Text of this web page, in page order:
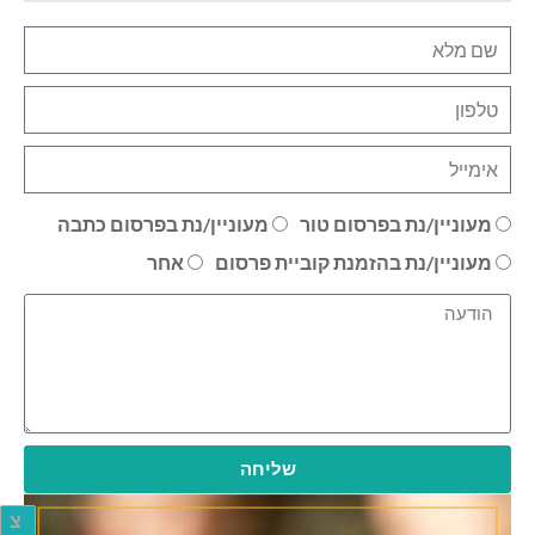
צ
מעוניין/נת בפרסום טור
מעוניין/נת בפרסום כתבה
מעוניין/נת בהזמנת קוביית פרסום
אחר
שליחה